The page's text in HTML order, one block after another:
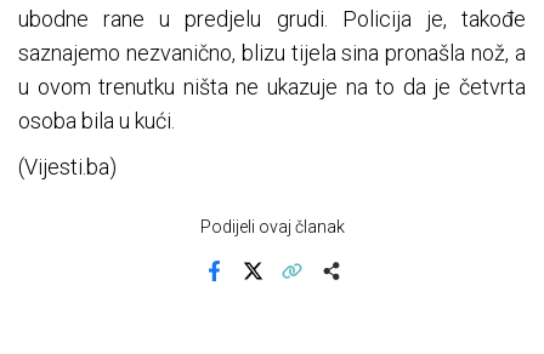
ubodne rane u predjelu grudi. Policija je, takođe
saznajemo nezvanično, blizu tijela sina pronašla nož, a
u ovom trenutku ništa ne ukazuje na to da je četvrta
osoba bila u kući.
(Vijesti.ba)
Podijeli ovaj članak